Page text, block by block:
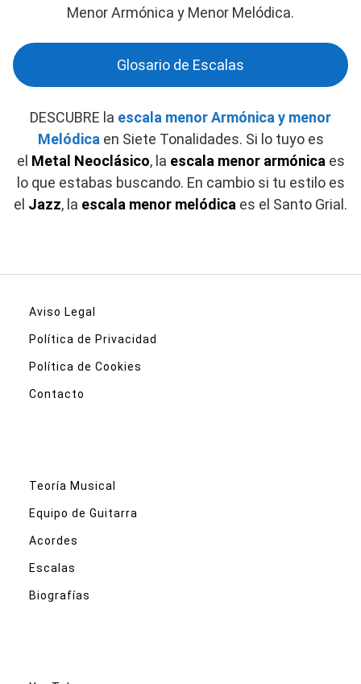
Menor Armónica y Menor Melódica.
Glosario de Escalas
DESCUBRE la escala menor Armónica y menor
Melódica en Siete Tonalidades. Si lo tuyo es
el Metal Neoclásico, la escala menor armónica es
lo que estabas buscando. En cambio si tu estilo es
el Jazz, la escala menor melódica es el Santo Grial.
Aviso Legal
Política de Privacidad
Política de Cookies
Contacto
Teoría Musical
Equipo de Guitarra
Acordes
Escalas
Biografías